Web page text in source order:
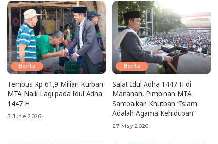
Berita
Tembus Rp 61,9 Miliar! Kurban
MTA Naik Lagi pada Idul Adha
1447 H
5 June 2026
Berita
Salat Idul Adha 1447 H di
Manahan, Pimpinan MTA
Sampaikan Khutbah “Islam
Adalah Agama Kehidupan”
27 May 2026